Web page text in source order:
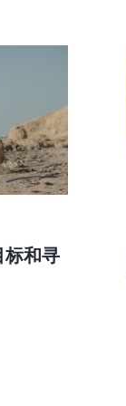
标和寻